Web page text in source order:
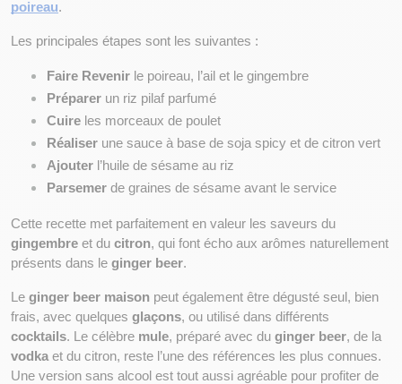
poireau.
Les principales étapes sont les suivantes :
Faire Revenir le poireau, l’ail et le gingembre
Préparer un riz pilaf parfumé
Cuire les morceaux de poulet
Réaliser une sauce à base de soja spicy et de citron vert
Ajouter l’huile de sésame au riz
Parsemer de graines de sésame avant le service
gingembre et du citron, qui font écho aux arômes naturellement
présents dans le ginger beer.
Le ginger beer maison peut également être dégusté seul, bien
frais, avec quelques glaçons
cocktails. Le célèbre mule, préparé avec du ginger beer
vodka et du citron, reste l’une des références les plus connues.
Une version sans alcool est tout aussi agréable pour profiter de